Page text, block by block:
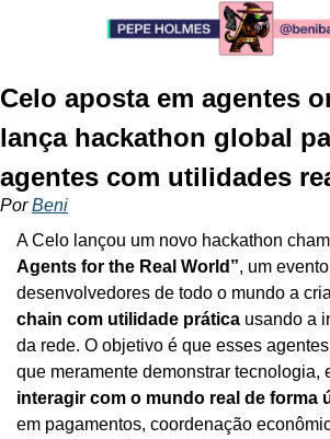
Celo aposta em agentes
lança hackathon global
agentes com utilidades
Por Beni
A Celo lançou um novo hackathon
Agents for the Real World”, um
desenvolvedores de todo o mundo a
chain com utilidade prática usando a
da rede. O objetivo é que esses
interagir com o mundo real de forma
em pagamentos, coordenação